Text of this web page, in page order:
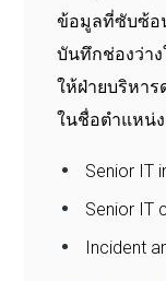
ข้อมูลที่ซับซ้อ
บันทึกช่องว่าง
ให้ฝ่ายบริหาร
ในชื่อตำแหน่
Senior IT
Senior IT
Incident